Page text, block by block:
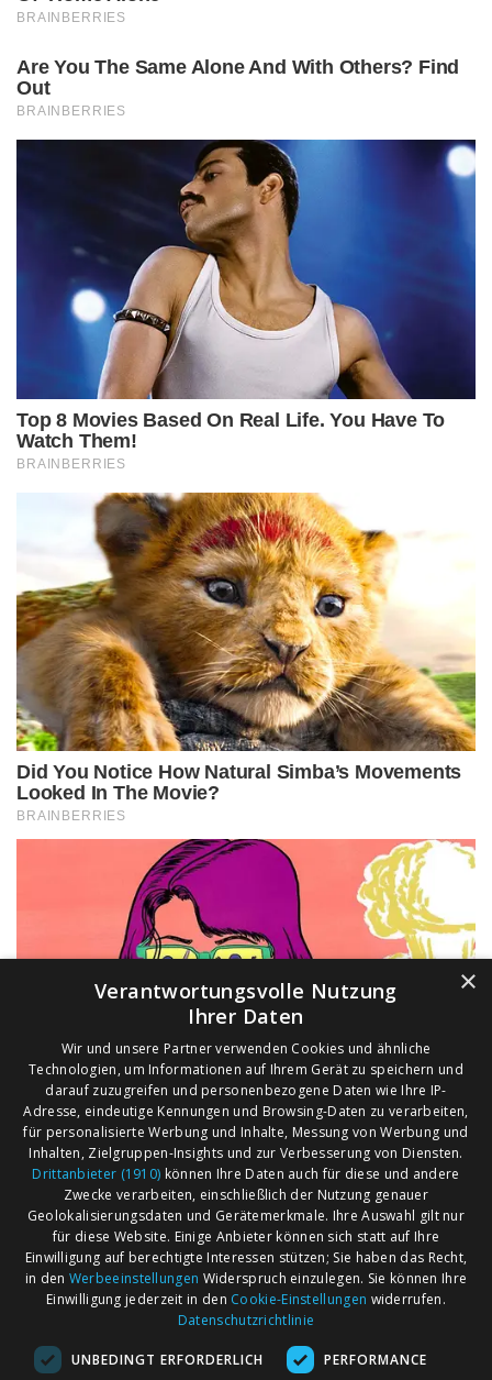
AGB
Impressum
Kontakt
Märkte nach Bundesländern
Märkte nach PLZ
Märkte nach Umkreis
Flohmarkt
×
Verantwortungsvolle Nutzung
Ihrer Daten
Wir und unsere Partner verwenden Cookies und ähnliche
Technologien, um Informationen auf Ihrem Gerät zu speichern und
darauf zuzugreifen und personenbezogene Daten wie Ihre IP-
Adresse, eindeutige Kennungen und Browsing-Daten zu verarbeiten,
für personalisierte Werbung und Inhalte, Messung von Werbung und
Inhalten, Zielgruppen-Insights und zur Verbesserung von Diensten.
Drittanbieter (1910) können Ihre Daten auch für diese und andere
Zwecke verarbeiten, einschließlich der Nutzung genauer
Geolokalisierungsdaten und Gerätemerkmale. Ihre Auswahl gilt nur
für diese Website. Einige Anbieter können sich statt auf Ihre
Einwilligung auf berechtigte Interessen stützen; Sie haben das Recht,
in den Werbeeinstellungen Widerspruch einzulegen. Sie können Ihre
Einwilligung jederzeit in den Cookie-Einstellungen widerrufen.
Datenschutzrichtlinie
UNBEDINGT ERFORDERLICH PERFORMANCE